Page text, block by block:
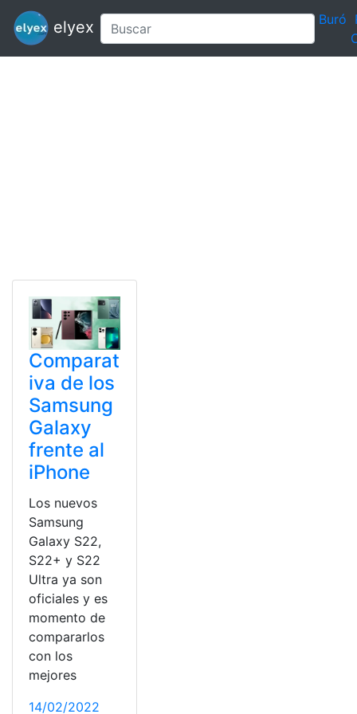
elyex Buró
Comparat
iva de los
Samsung
Galaxy
frente al
iPhone
Los nuevos
Samsung
Galaxy S22,
S22+ y S22
Ultra ya son
oficiales y es
momento de
compararlos
con los
mejores
14/02/2022